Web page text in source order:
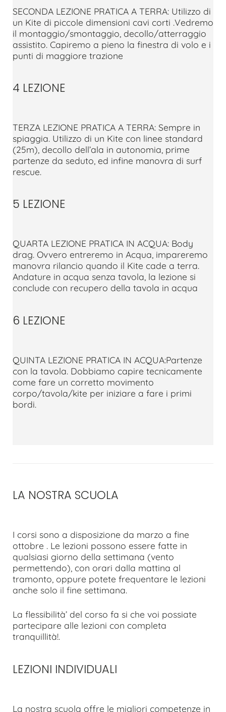
SECONDA LEZIONE PRATICA A TERRA: Utilizzo di
un Kite di piccole dimensioni cavi corti .Vedremo
il montaggio/smontaggio, decollo/atterraggio
assistito. Capiremo a pieno la finestra di volo e i
punti di maggiore trazione
4 LEZIONE
TERZA LEZIONE PRATICA A TERRA: Sempre in
spiaggia. Utilizzo di un Kite con linee standard
(25m), decollo dell’ala in autonomia, prime
partenze da seduto, ed infine manovra di surf
rescue.
5 LEZIONE
QUARTA LEZIONE PRATICA IN ACQUA: Body
drag. Ovvero entreremo in Acqua, impareremo
manovra rilancio quando il Kite cade a terra.
Andature in acqua senza tavola, la lezione si
conclude con recupero della tavola in acqua
6 LEZIONE
QUINTA LEZIONE PRATICA IN ACQUA:Partenze
con la tavola. Dobbiamo capire tecnicamente
come fare un corretto movimento
corpo/tavola/kite per iniziare a fare i primi
bordi.
LA NOSTRA SCUOLA
I corsi sono a disposizione da marzo a fine
ottobre . Le lezioni possono essere fatte in
qualsiasi giorno della settimana (vento
permettendo), con orari dalla mattina al
tramonto, oppure potete frequentare le lezioni
anche solo il fine settimana.
La flessibilità’ del corso fa si che voi possiate
partecipare alle lezioni con completa
tranquillità!.
LEZIONI INDIVIDUALI
La nostra scuola offre le migliori competenze in